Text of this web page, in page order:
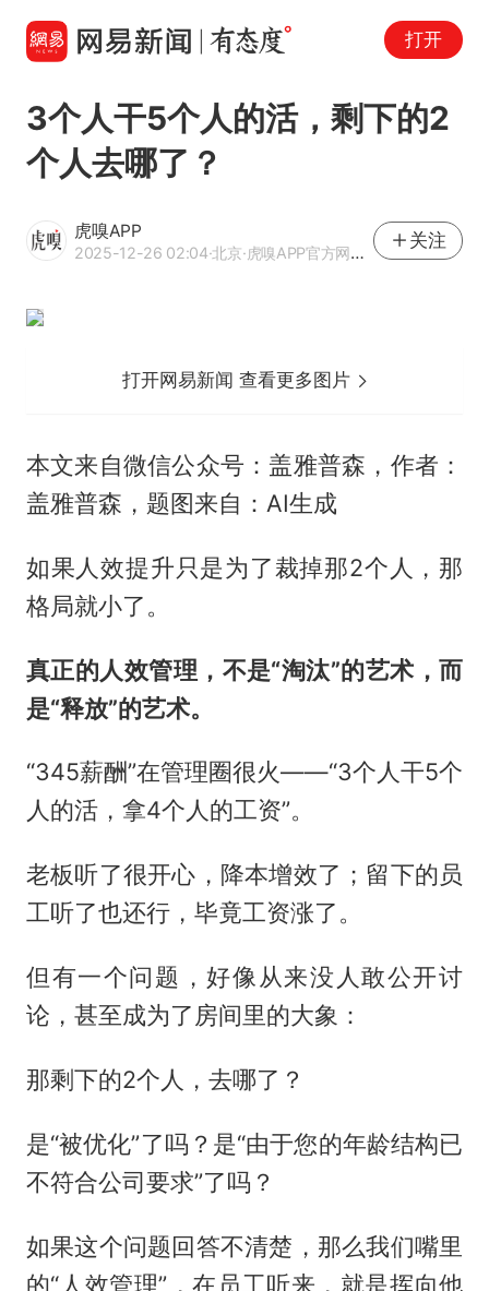
打开
3个人干5个人的活，剩下的2
个人去哪了？
虎嗅APP
2025-12-26 02:04·北京·虎嗅APP官方网易号
关注
打开网易新闻 查看更多图片
本文来自微信公众号：盖雅普森，作者：
盖雅普森，题图来自：AI生成
如果人效提升只是为了裁掉那2个人，那
格局就小了。
真正的人效管理，不是“淘汰”的艺术，而
是“释放”的艺术。
“345薪酬”在管理圈很火——“3个人干5个
人的活，拿4个人的工资”。
老板听了很开心，降本增效了；留下的员
工听了也还行，毕竟工资涨了。
但有一个问题，好像从来没人敢公开讨
论，甚至成为了房间里的大象：
那剩下的2个人，去哪了？
是“被优化”了吗？是“由于您的年龄结构已
不符合公司要求”了吗？
如果这个问题回答不清楚，那么我们嘴里
的“人效管理”，在员工听来，就是挥向他